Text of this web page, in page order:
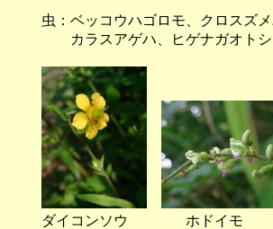
虫：ベッコウハゴロモ、クロスズ
カラスアゲハ、ヒゲナガオトシ
ダイコンソウ ホ